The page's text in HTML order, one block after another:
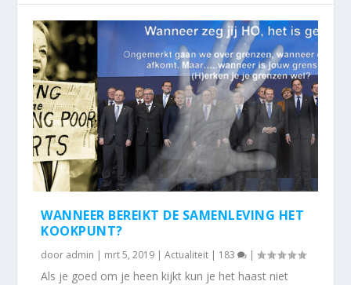
WANNEER BEREIKT DE SAMENLEVING HET
KOOKPUNT?
door admin | mrt 5, 2019 |Actualiteit | 183 |
Als je goed om je heen kijkt kun je het haast niet